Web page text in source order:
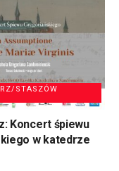
STASZÓW
Koncert śpiewu
w katedrze